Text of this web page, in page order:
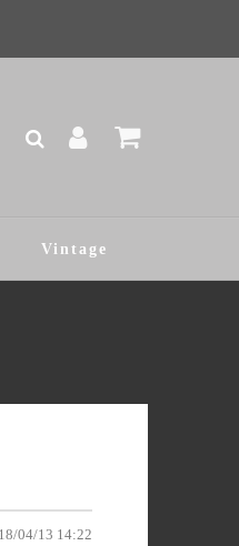
Vintage
04/13 14:22